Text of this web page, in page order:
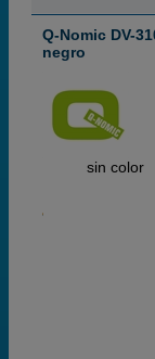
Q-Nomic DV-
negro
sin color